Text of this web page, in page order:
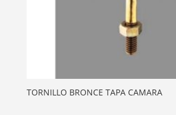
TORNILLO BRONCE TAPA CAMARA